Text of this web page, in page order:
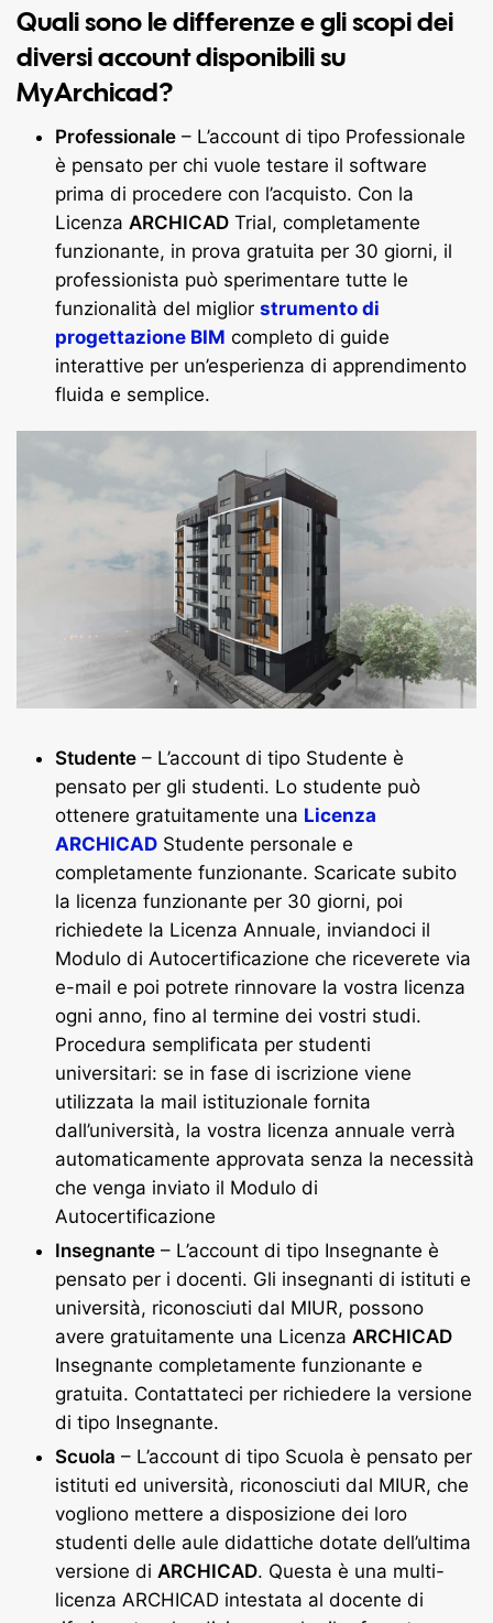
Quali sono le differenze e gli scopi dei
diversi account disponibili su
MyArchicad?
Professionale – L’account di tipo Professionale
è pensato per chi vuole testare il software
prima di procedere con l’acquisto. Con la
Licenza ARCHICAD Trial, completamente
funzionante, in prova gratuita per 30 giorni, il
professionista può sperimentare tutte le
funzionalità del miglior strumento di
progettazione BIM completo di guide
interattive per un’esperienza di apprendimento
fluida e semplice.
Studente – L’account di tipo Studente è
pensato per gli studenti. Lo studente può
ottenere gratuitamente una Licenza
ARCHICAD Studente personale e
completamente funzionante. Scaricate subito
la licenza funzionante per 30 giorni, poi
richiedete la Licenza Annuale, inviandoci il
Modulo di Autocertificazione che riceverete via
e-mail e poi potrete rinnovare la vostra licenza
ogni anno, fino al termine dei vostri studi.
Procedura semplificata per studenti
universitari: se in fase di iscrizione viene
utilizzata la mail istituzionale fornita
dall’università, la vostra licenza annuale verrà
automaticamente approvata senza la necessità
che venga inviato il Modulo di
Autocertificazione
Insegnante – L’account di tipo Insegnante è
pensato per i docenti. Gli insegnanti di istituti e
università, riconosciuti dal MIUR, possono
avere gratuitamente una Licenza ARCHICAD
Insegnante completamente funzionante e
gratuita. Contattateci per richiedere la versione
di tipo Insegnante.
Scuola – L’account di tipo Scuola è pensato per
istituti ed università, riconosciuti dal MIUR, che
vogliono mettere a disposizione dei loro
studenti delle aule didattiche dotate dell’ultima
versione di ARCHICAD. Questa è una multi-
licenza ARCHICAD intestata al docente di